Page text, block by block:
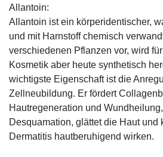
Allantoin:
Allantoin ist ein körperidentischer,
und mit Harnstoff chemisch
verschiedenen Pflanzen vor, wird
Kosmetik aber heute synthetisch
wichtigste Eigenschaft ist die
Zellneubildung. Er fördert
Hautregeneration und
Desquamation, glättet die Haut und
Dermatitis hautberuhigend wirken.